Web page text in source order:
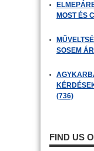
MOST ÉS
SOSEM
(736)
FIND US